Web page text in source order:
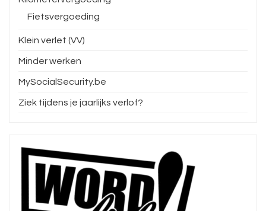
Fietsvergoeding
Klein verlet (VV)
Minder werken
MySocialSecurity.be
Ziek tijdens je jaarlijks verlof?